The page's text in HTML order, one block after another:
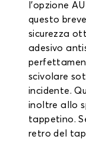
l'opzione
questo
sicurezza
adesivo
scivolare
incidente.
inoltre allo
tappetino.
retro del